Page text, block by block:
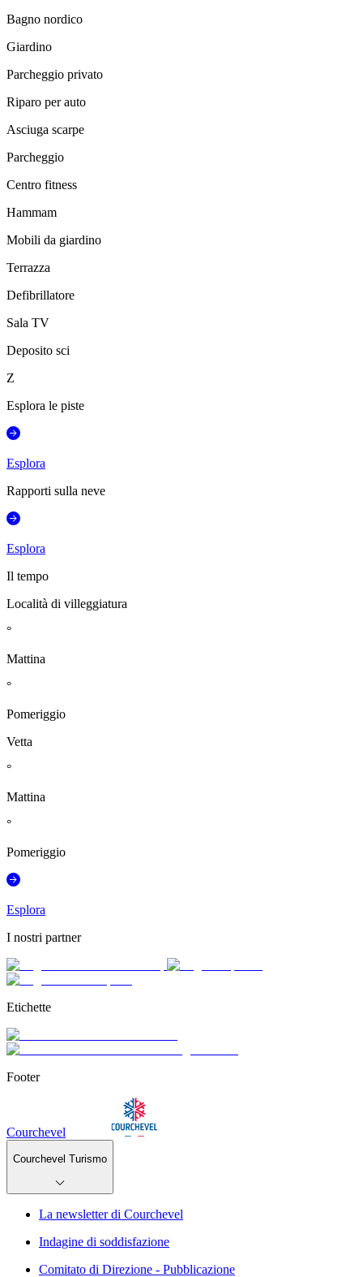
Bagno nordico
Giardino
Parcheggio privato
Riparo per auto
Asciuga scarpe
Parcheggio
Centro fitness
Hammam
Mobili da giardino
Terrazza
Defibrillatore
Sala TV
Deposito sci
Z
Esplora le piste
Esplora
Rapporti sulla neve
Esplora
Il tempo
Località di villeggiatura
°
Mattina
°
Pomeriggio
Vetta
°
Mattina
°
Pomeriggio
Esplora
I nostri partner
Etichette
Footer
Courchevel
Courchevel Turismo
La newsletter di Courchevel
Indagine di soddisfazione
Comitato di Direzione - Pubblicazione